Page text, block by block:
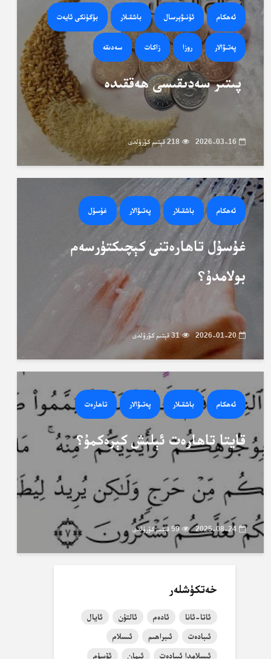
ئەھكام ئۇنىۋېرسال باشقىلار بۈگۈنكى ئايەت
پەتىۋالار روزا زاكات سەدىقە
پىتىر سەدىقىسى ھەققىدە
2026-03-16 218 قېتىم كۆرۈلدى
ئەھكام باشقىلار پەتىۋالار غۇسۇل
غۇسۇل تاھارەتنى كېچىكتۈرسەم
بولامدۇ؟
2026-01-20 31 قېتىم كۆرۈلدى
ئەھكام باشقىلار پەتىۋالار تاھارەت
قايتا تاھارەت ئېلىش كېرەكمۇ؟
2025-08-24 59 قېتىم كۆرۈلدى
خەتكۈشلەر
ئاتا-ئانا ئادەم ئالتۇن
ئايال
ئىبادەت
ئىبراھىم
ئىسلام
ئىسلامدا ئىبادەت
ئىمان ئۆسۈم